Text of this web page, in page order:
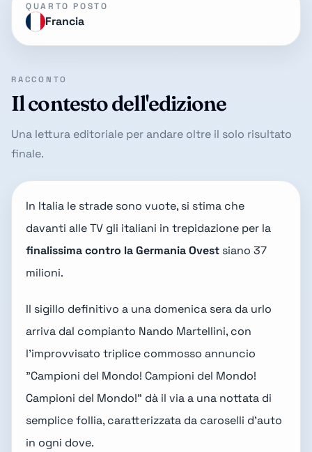
QUARTO POSTO
Francia
RACCONTO
Il contesto dell'edizione
Una lettura editoriale per andare oltre il solo risultato
finale.
In Italia le strade sono vuote, si stima che
davanti alle TV gli italiani in trepidazione per la
finalissima contro la Germania Ovest siano 37
milioni.
Il sigillo definitivo a una domenica sera da urlo
arriva dal compianto Nando Martellini, con
l'improvvisato triplice commosso annuncio
"Campioni del Mondo! Campioni del Mondo!
Campioni del Mondo!" dà il via a una nottata di
semplice follia, caratterizzata da caroselli d'auto
in ogni dove.